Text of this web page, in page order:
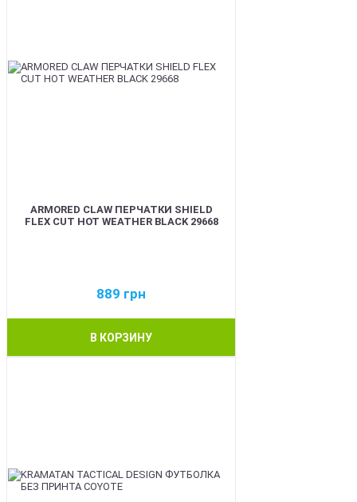
ARMORED CLAW ПЕРЧАТКИ SHIELD
FLEX CUT HOT WEATHER BLACK 29668
889 грн
В КОРЗИНУ